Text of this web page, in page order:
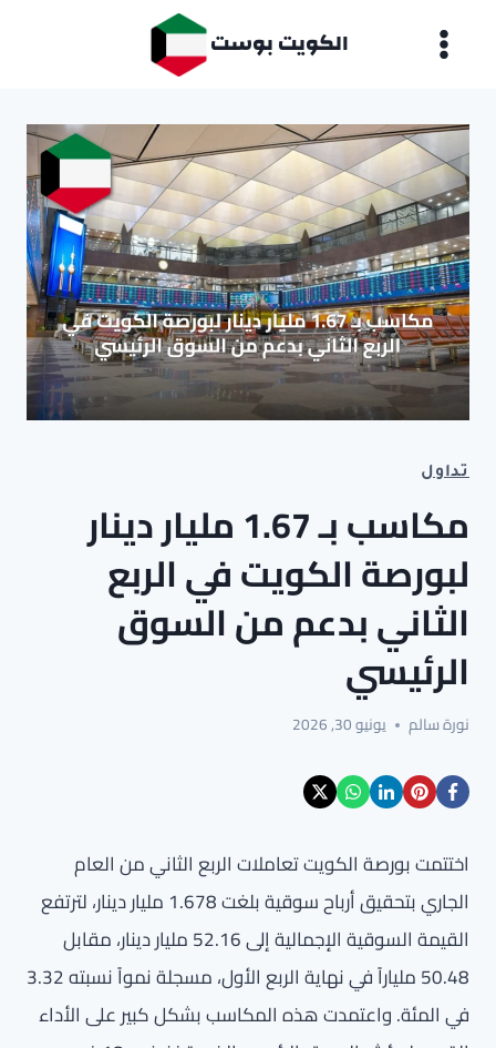
الكويت بوست
تداول
مكاسب بـ 1.67 مليار دينار
لبورصة الكويت في الربع
الثاني بدعم من السوق
الرئيسي
نورة سالم يونيو 30, 2026
اختتمت بورصة الكويت تعاملات الربع الثاني من العام
الجاري بتحقيق أرباح سوقية بلغت 1.678 مليار دينار، لترتفع
القيمة السوقية الإجمالية إلى 52.16 مليار دينار، مقابل
50.48 ملياراً في نهاية الربع الأول، مسجلة نمواً نسبته 3.32
في المئة. واعتمدت هذه المكاسب بشكل كبير على الأداء